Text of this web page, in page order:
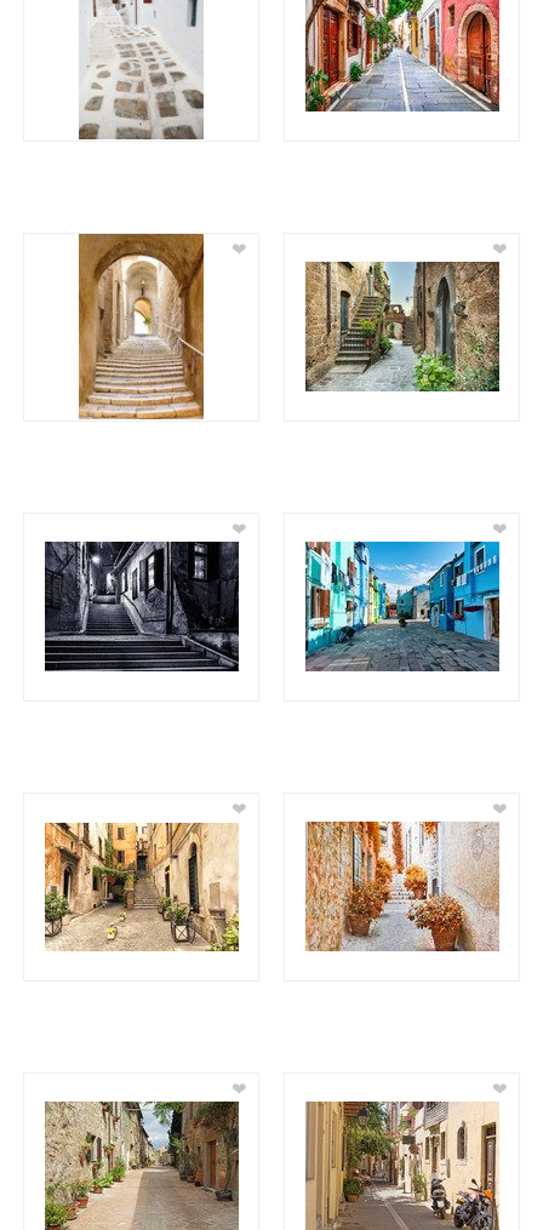
❤ ❤
❤ ❤
❤ ❤
❤ ❤